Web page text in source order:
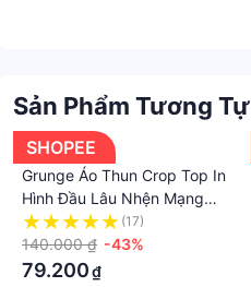
Sản Phẩm Tương Tự
SHOPEE
Grunge Áo Thun Crop Top In
Hình Đầu Lâu Nhện Mạng
Nhện Phong Cách Harajuku
Đường Phố Cá Tính Đơn Giản
Y2K
(17)
140.000 ₫ -43%
79.200₫